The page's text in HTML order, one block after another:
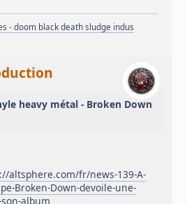
- doom black death sludge indus
heavy métal - Broken Down
altsphere.com/fr/news-139-A-
Broken-Down-devoile-une-
album